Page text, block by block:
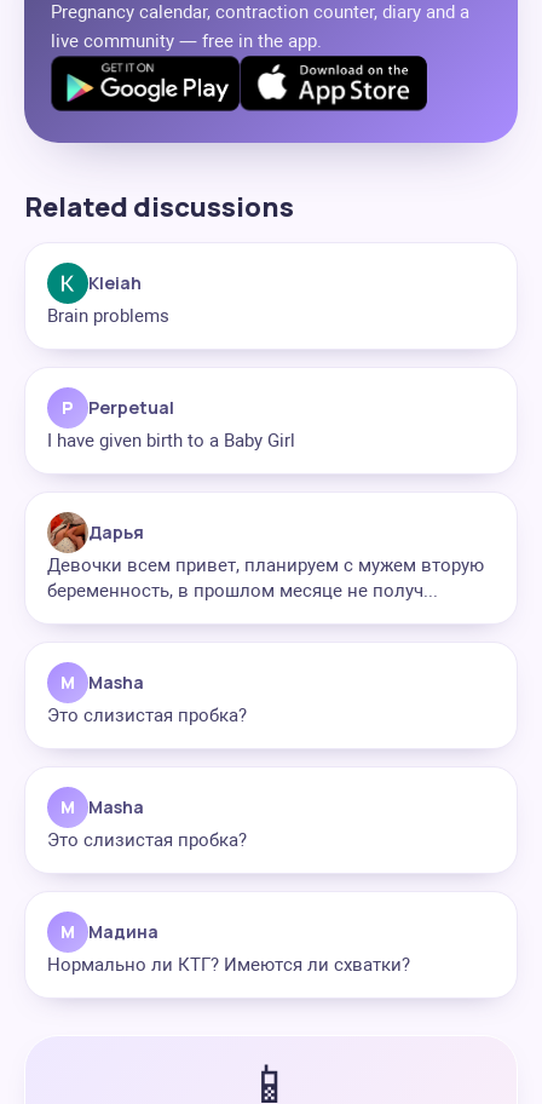
Pregnancy calendar, contraction counter, diary and a
live community — free in the app.
Related discussions
Kleiah
Brain problems
P Perpetual
I have given birth to a Baby Girl
Дарья
Девочки всем привет, планируем с мужем вторую
беременность, в прошлом месяце не получ...
M Masha
Это слизистая пробка?
M Masha
Это слизистая пробка?
М Мадина
Нормально ли КТГ? Имеются ли схватки?
📱